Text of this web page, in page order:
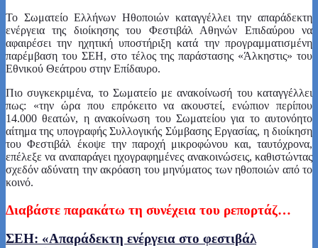
Το Σωματείο Ελλήνων Ηθοποιών καταγγέλλει την απαράδεκτη
ενέργεια της διοίκησης του Φεστιβάλ Αθηνών Επιδαύρου να
αφαιρέσει την ηχητική υποστήριξη κατά την προγραμματισμένη
παρέμβαση του ΣΕΗ, στο τέλος της παράστασης «Άλκηστις» του
Εθνικού Θεάτρου στην Επίδαυρο.
Πιο συγκεκριμένα, το Σωματείο με ανακοίνωσή του καταγγέλλει
πως: «την ώρα που επρόκειτο να ακουστεί, ενώπιον περίπου
14.000 θεατών, η ανακοίνωση του Σωματείου για το αυτονόητο
αίτημα της υπογραφής Συλλογικής Σύμβασης Εργασίας, η διοίκηση
του Φεστιβάλ έκοψε την παροχή μικροφώνου και, ταυτόχρονα,
επέλεξε να αναπαράγει ηχογραφημένες ανακοινώσεις, καθιστώντας
σχεδόν αδύνατη την ακρόαση του μηνύματος των ηθοποιών από το
κοινό.
Διαβάστε παρακάτω τη συνέχεια του ρεπορτάζ…
ΣΕΗ: «Απαράδεκτη ενέργεια στο φεστιβάλ